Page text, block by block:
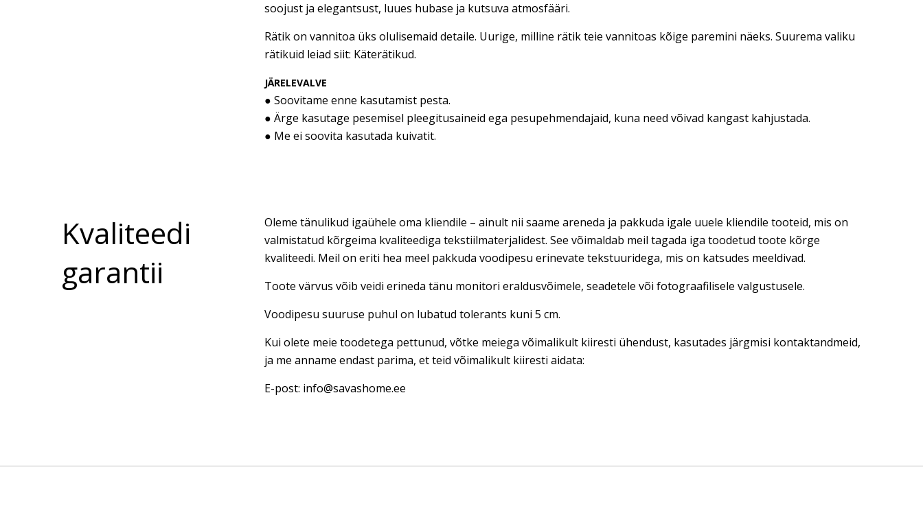
soojust ja elegantsust, luues hubase ja kutsuva atmosfääri.
Rätik on vannitoa üks olulisemaid detaile. Uurige, milline rätik teie vannitoas kõige paremini näeks. Suurema valiku
rätikuid leiad siit: Käterätikud.
JÄRELEVALVE
● Soovitame enne kasutamist pesta.
● Ärge kasutage pesemisel pleegitusaineid ega pesupehmendajaid, kuna need võivad kangast kahjustada.
● Me ei soovita kasutada kuivatit.
Kvaliteedi
garantii
Oleme tänulikud igaühele oma kliendile – ainult nii saame areneda ja pakkuda igale uuele kliendile tooteid, mis on
valmistatud kõrgeima kvaliteediga tekstiilmaterjalidest. See võimaldab meil tagada iga toodetud toote kõrge
kvaliteedi. Meil on eriti hea meel pakkuda voodipesu erinevate tekstuuridega, mis on katsudes meeldivad.
Toote värvus võib veidi erineda tänu monitori eraldusvõimele, seadetele või fotograafilisele valgustusele.
Voodipesu suuruse puhul on lubatud tolerants kuni 5 cm.
Kui olete meie toodetega pettunud, võtke meiega võimalikult kiiresti ühendust, kasutades järgmisi kontaktandmeid,
ja me anname endast parima, et teid võimalikult kiiresti aidata:
E-post: info@savashome.ee